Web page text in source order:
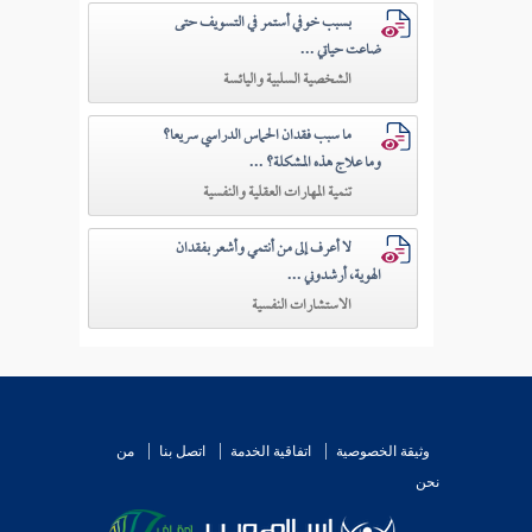
بسبب خوفي أستمر في التسويف حتى
ضاعت حياتي ...
الشخصية السلبية واليائسة
ما سبب فقدان الحماس الدراسي سريعا؟
وما علاج هذه المشكلة؟ ...
تنمية المهارات العقلية والنفسية
لا أعرف إلى من أنتمي وأشعر بفقدان
الهوية، أرشدوني ...
الاستشارات النفسية
وثيقة الخصوصية اتفاقية الخدمة اتصل بنا
من
نحن